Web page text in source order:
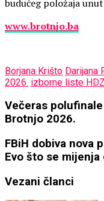
budućeg položaja
www.brotnjo.ba
Borjana Krišto Darijana
2026. izborne liste
Večeras
polufinale
MZ
općine
Čitluk
Brotnjo
Večeras
Brotnjo 2026.
FBiH
dobiva
pravila
za
FBiH dobiva nova
Evo što se mijenja
Vezani članci